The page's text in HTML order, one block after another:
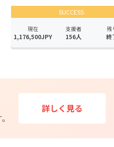
SUCCESS
現在
1,176,500JPY
支援者
156人
残
終